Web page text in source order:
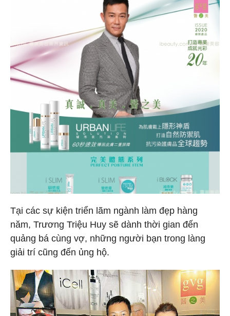
Tại các sự kiện triển lãm ngành làm đẹp hàng
năm, Trương Triệu Huy sẽ dành thời gian đến
quảng bá cùng vợ, những người bạn trong làng
giải trí cũng đến ủng hộ.